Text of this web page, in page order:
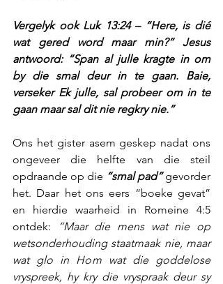
Vergelyk ook Luk 13:24 – “Here, is dié
wat gered word maar min?” Jesus
antwoord: “Span al julle kragte in om
by die smal deur in te gaan. Baie,
verseker Ek julle, sal probeer om in te
gaan maar sal dit nie regkry nie.”
Ons het gister asem geskep nadat ons
ongeveer die helfte van die steil
opdraande op die “smal pad” gevorder
het. Daar het ons eers “boeke gevat”
en hierdie waarheid in Romeine 4:5
ontdek:
“Maar die mens wat nie op
wetsonderhouding staatmaak nie, maar
wat glo in Hom wat die goddelose
vryspreek, hy kry die vryspraak deur sy